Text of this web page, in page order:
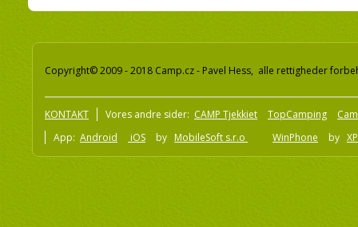
Copyright© 2009 - 2018 Camp.cz - Pavel Hess, alle rettigheder
KONTAKT Vores andre sider: CAMP Tjekkiet TopCamping
App: Android iOS by MobileSoft s.r.o WinPhone by